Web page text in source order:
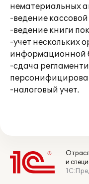
нематериальных
-ведение
-ведение книги
-учет нескольких
информационной
-сдача
-налоговый учет.
и